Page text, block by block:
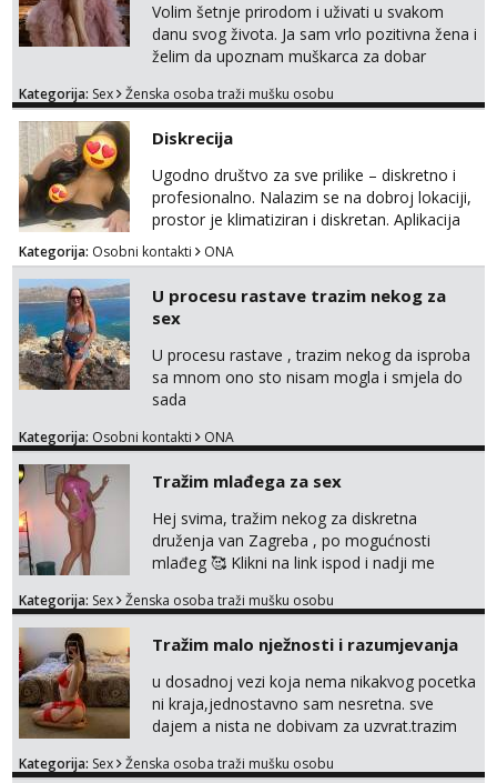
Volim šetnje prirodom i uživati u svakom
danu svog života. Ja sam vrlo pozitivna žena i
želim da upoznam muškarca za dobar
na link ispod i nadji me tamo, cekam te!
Kategorija: Sex Ženska osoba traži mušku osobu
Diskrecija
Ugodno društvo za sve prilike – diskretno i
profesionalno. Nalazim se na dobroj lokaciji,
prostor je klimatiziran i diskretan. Aplikacija
what sapp 0957660399.
Kategorija: Osobni kontakti ONA
U procesu rastave trazim nekog za
sex
U procesu rastave , trazim nekog da isproba
sa mnom ono sto nisam mogla i smjela do
sada
Kategorija: Osobni kontakti ONA
Tražim mlađega za sex
Hej svima, tražim nekog za diskretna
druženja van Zagreba , po mogućnosti
mlađeg 🥰 Klikni na link ispod i nadji me
Kategorija: Sex Ženska osoba traži mušku osobu
Tražim malo nježnosti i razumjevanja
u dosadnoj vezi koja nema nikakvog pocetka
ni kraja,jednostavno sam nesretna. sve
dajem a nista ne dobivam za uzvrat.trazim
trazim puno samo malo njeznosti i
Kategorija: Sex Ženska osoba traži mušku osobu